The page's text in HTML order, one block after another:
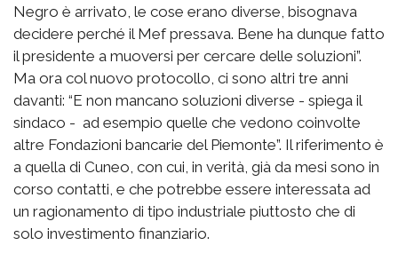
Negro è arrivato, le cose erano diverse, bisognava
decidere perché il Mef pressava. Bene ha dunque fatto
il presidente a muoversi per cercare delle soluzioni”.
Ma ora col nuovo protocollo, ci sono altri tre anni
davanti: “E non mancano soluzioni diverse - spiega il
sindaco - ad esempio quelle che vedono coinvolte
altre Fondazioni bancarie del Piemonte”. Il riferimento è
a quella di Cuneo, con cui, in verità, già da mesi sono in
corso contatti, e che potrebbe essere interessata ad
un ragionamento di tipo industriale piuttosto che di
solo investimento finanziario.